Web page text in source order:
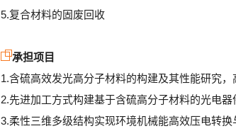
5.复合材料的固废回收
承担项目
1.含硫高效发光高分子材料的构建及其性能研究
2.先进加工方式构建基于含硫高分子材料的光电
3.柔性三维多级结构实现环境机械能高效压电转